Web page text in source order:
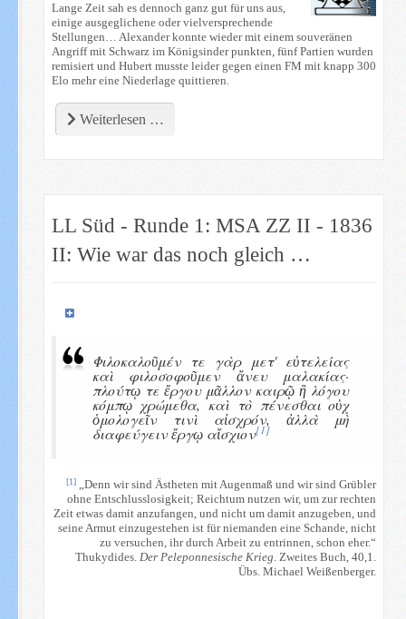
Lange Zeit sah es dennoch ganz gut für uns aus,
einige ausgeglichene oder vielversprechende
Stellungen… Alexander konnte wieder mit einem souveränen
Angriff mit Schwarz im Königsinder punkten, fünf Partien wurden
remisiert und Hubert musste leider gegen einen FM mit knapp 300
Elo mehr eine Niederlage quittieren.
Weiterlesen …
LL Süd - Runde 1: MSA ZZ II - 1836
II: Wie war das noch gleich …
Φιλοκαλοῦμέν τε γὰρ μετ' εὐτελείας
καὶ φιλοσοφοῦμεν ἄνευ μαλακίας·
πλούτῳ τε ἔργου μᾶλλον καιρῷ ἢ λόγου
κόμπῳ χρώμεθα, καὶ τὸ πένεσθαι οὐχ
ὁμολογεῖν τινὶ αἰσχρόν, ἀλλὰ μὴ
διαφεύγειν ἔργῳ αἴσχιον[1]
[1] „Denn wir sind Ästheten mit Augenmaß und wir sind Grübler
ohne Entschlusslosigkeit; Reichtum nutzen wir, um zur rechten
Zeit etwas damit anzufangen, und nicht um damit anzugeben, und
seine Armut einzugestehen ist für niemanden eine Schande, nicht
zu versuchen, ihr durch Arbeit zu entrinnen, schon eher.“
Thukydides.Der Peleponnesische Krieg. Zweites Buch, 40,1.
Übs. Michael Weißenberger.